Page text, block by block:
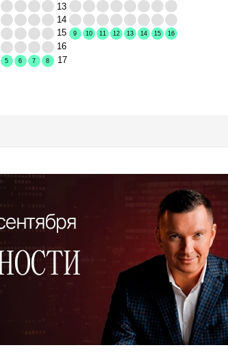
9 10 11 12 13 14 15 16
5 6 7 8
13
14
15
16
17